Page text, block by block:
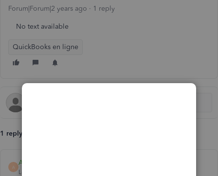
Forum|Forum|2 years ago 1 reply
No text available
QuickBooks en ligne
1 reply
A
Alex M
Level 5